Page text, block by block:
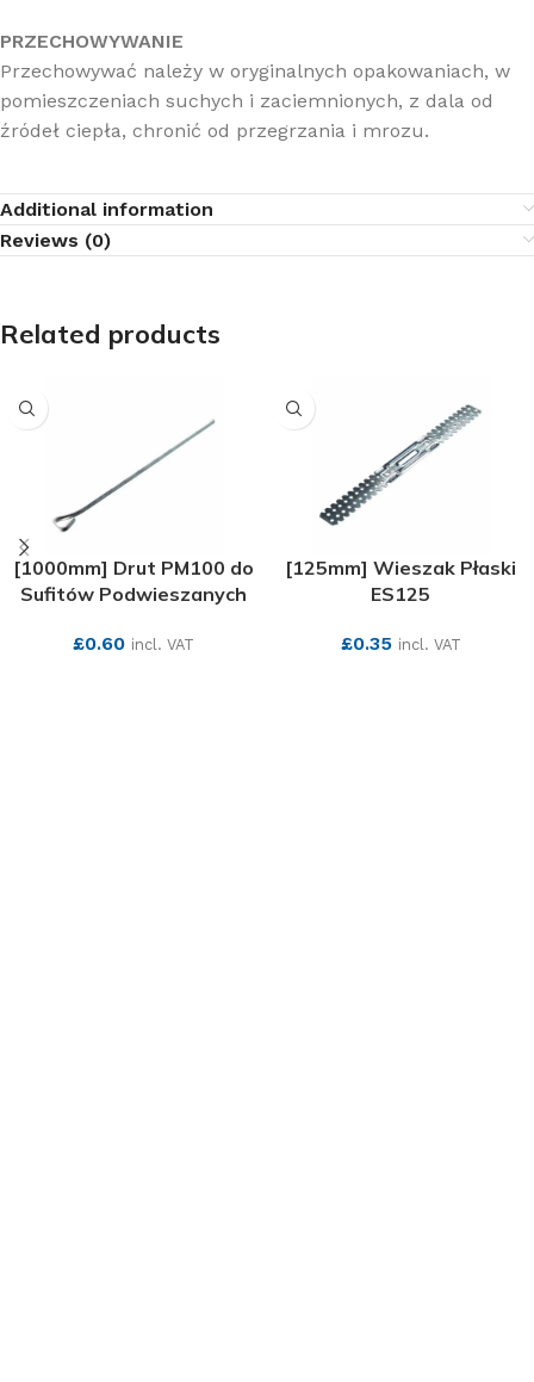
PRZECHOWYWANIE
Przechowywać należy w oryginalnych opakowaniach, w
pomieszczeniach suchych i zaciemnionych, z dala od
źródeł ciepła, chronić od przegrzania i mrozu.
Additional information
Reviews (0)
Related products
[1000mm] Drut PM100 do
Sufitów Podwieszanych
£0.60 incl. VAT
[125mm] Wieszak Płaski
ES125
£0.35 incl. VAT